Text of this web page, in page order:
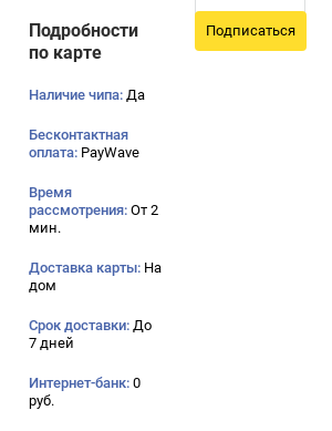
Подробности
по карте
Наличие чипа: Да
Бесконтактная
оплата: PayWave
Время
рассмотрения: От 2
мин.
Доставка карты: На
дом
Срок доставки: До
7 дней
Интернет-банк: 0
руб.
Подписаться